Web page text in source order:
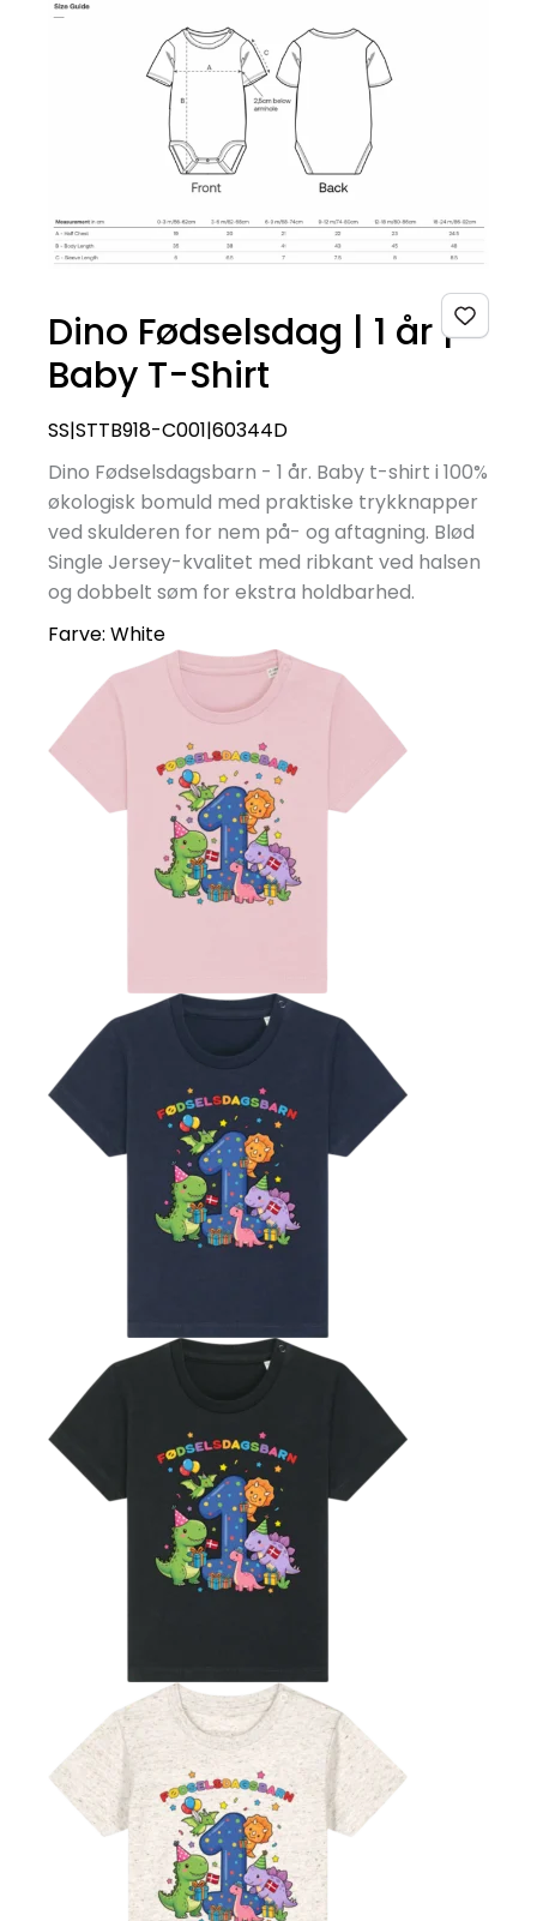
Dino Fødselsdag | 1 år |
Baby T-Shirt
SS|STTB918-C001|60344D
Dino Fødselsdagsbarn - 1 år. Baby t-shirt i 100%
økologisk bomuld med praktiske trykknapper
ved skulderen for nem på- og aftagning. Blød
Single Jersey-kvalitet med ribkant ved halsen
og dobbelt søm for ekstra holdbarhed.
Farve: White